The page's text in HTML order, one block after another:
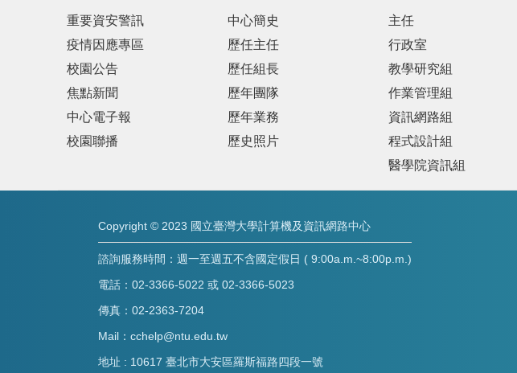
重要資安警訊
疫情因應專區
校園公告
焦點新聞
中心電子報
校園聯播
中心簡史
歷任主任
歷任組長
歷年團隊
歷年業務
歷史照片
主任
行政室
教學研究組
作業管理組
資訊網路組
程式設計組
醫學院資訊組
Copyright © 2023 國立臺灣大學計算機及資訊網路中心
諮詢服務時間：週一至週五不含國定假日 ( 9:00a.m.~8:00p.m.)
電話：02-3366-5022 或 02-3366-5023
傳真：02-2363-7204
Mail：cchelp@ntu.edu.tw
地址 : 10617 臺北市大安區羅斯福路四段一號